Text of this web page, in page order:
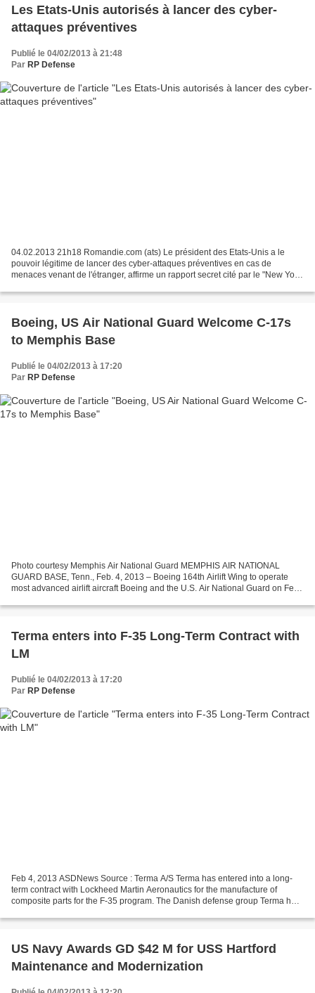
Les Etats-Unis autorisés à lancer des cyber-
attaques préventives
Publié le 04/02/2013 à 21:48
Par RP Defense
04.02.2013 21h18 Romandie.com (ats) Le président des Etats-Unis a le
pouvoir légitime de lancer des cyber-attaques préventives en cas de
menaces venant de l'étranger, affirme un rapport secret cité par le "New York
Boeing, US Air National Guard Welcome C-17s
to Memphis Base
Publié le 04/02/2013 à 17:20
Par RP Defense
Photo courtesy Memphis Air National Guard MEMPHIS AIR NATIONAL
GUARD BASE, Tenn., Feb. 4, 2013 – Boeing 164th Airlift Wing to operate
most advanced airlift aircraft Boeing and the U.S. Air National Guard on Feb.
Terma enters into F-35 Long-Term Contract with
LM
Publié le 04/02/2013 à 17:20
Par RP Defense
Feb 4, 2013 ASDNews Source : Terma A/S Terma has entered into a long-
term contract with Lockheed Martin Aeronautics for the manufacture of
composite parts for the F-35 program. The Danish defense group Terma has
US Navy Awards GD $42 M for USS Hartford
Maintenance and Modernization